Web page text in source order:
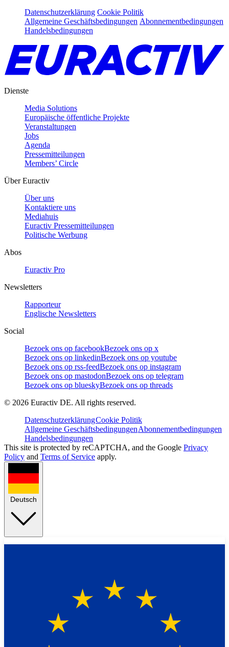
Datenschutzerklärung Cookie Politik
Allgemeine Geschäftsbedingungen Abonnementbedingungen
Handelsbedingungen
Dienste
Media Solutions
Europäische öffentliche Projekte
Veranstaltungen
Jobs
Agenda
Pressemitteilungen
Members’ Circle
Über Euractiv
Über uns
Kontaktiere uns
Mediahuis
Euractiv Pressemitteilungen
Politische Werbung
Abos
Euractiv Pro
Newsletters
Rapporteur
Englische Newsletters
Social
Bezoek ons op facebookBezoek ons op x
Bezoek ons op linkedinBezoek ons op youtube
Bezoek ons op rss-feedBezoek ons op instagram
Bezoek ons op mastodonBezoek ons op telegram
Bezoek ons op blueskyBezoek ons op threads
© 2026 Euractiv DE. All rights reserved.
DatenschutzerklärungCookie Politik
Allgemeine GeschäftsbedingungenAbonnementbedingungen
Handelsbedingungen
This site is protected by reCAPTCHA, and the Google Privacy
Policy and Terms of Service apply.
Deutsch